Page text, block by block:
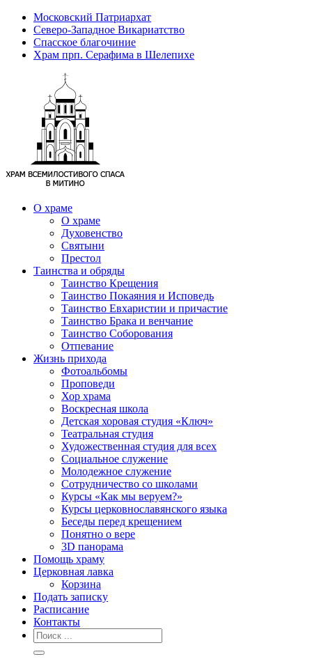
Московский Патриархат
Северо-Западное Викариатство
Спасское благочиние
Храм прп. Серафима в Шелепихе
О храме
О храме
Духовенство
Святыни
Престол
Таинства и обряды
Таинство Крещения
Таинство Покаяния и Исповедь
Таинство Евхаристии и причастие
Таинство Брака и венчание
Таинство Соборования
Отпевание
Жизнь прихода
Фотоальбомы
Проповеди
Хор храма
Воскресная школа
Детская хоровая студия «Ключ»
Театральная студия
Х​удожественная студия для всех
Социальное служение
Молодежное служение
Сотрудничество со школами
Курсы «Как мы веруем?»
Курсы церковнославянского языка
Беседы перед крещением
Понятно о вере
3D панорама
Помощь храму
Церковная лавка
Корзина
Подать записку
Расписание
Контакты